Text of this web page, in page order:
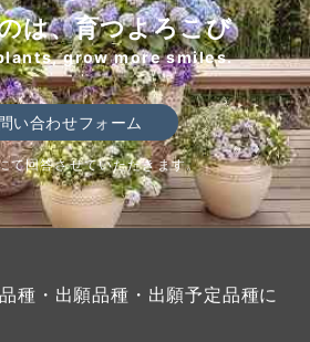
は、育つよろこび
grow more smiles.
い合わせフォーム
て回答させていただきます。
種・出願品種・出願予定品種に